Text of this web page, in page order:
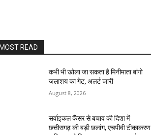
MOST READ
कभी भी खोला जा सकता है मिनीमाता बांगो
जलाशय का गेट, अलर्ट जारी
August 8, 2026
सर्वाइकल कैंसर से बचाव की दिशा में
छत्तीसगढ़ की बड़ी छलांग, एचपीवी टीकाकरण